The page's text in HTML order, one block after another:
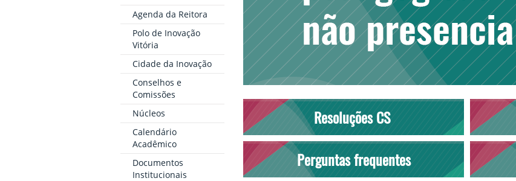
Agenda da Reitora
Polo de Inovação
Vitória
Cidade da Inovação
Conselhos e
Comissões
Núcleos
Calendário
Acadêmico
Documentos
Institucionais
Resoluções CS
Perguntas frequentes